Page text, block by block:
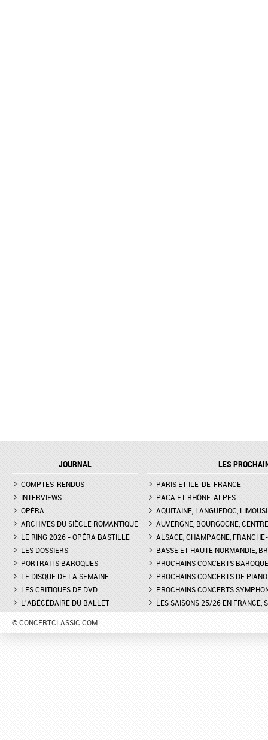
JOURNAL
COMPTES-RENDUS
INTERVIEWS
OPÉRA
ARCHIVES DU SIÈCLE ROMANTIQUE
LE RING 2026 - OPÉRA BASTILLE
LES DOSSIERS
PORTRAITS BAROQUES
LE DISQUE DE LA SEMAINE
LES CRITIQUES DE DVD
L'ABÉCÉDAIRE DU BALLET
LES
PARIS ET ILE-DE-FRANCE
PACA ET RHÔNE-ALPES
AQUITAINE, LANGUEDOC,
AUVERGNE, BOURGOGNE, CENTRE
ALSACE, CHAMPAGNE,
BASSE ET HAUTE NORMANDIE,
PROCHAINS CONCERTS
PROCHAINS CONCERTS DE PIANO
PROCHAINS CONCERTS
LES SAISONS 25/26 EN FRANCE,
© CONCERTCLASSIC.COM